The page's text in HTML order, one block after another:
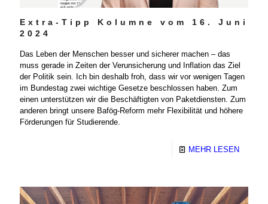
Extra-Tipp Kolumne vom 16. Juni
2024
Das Leben der Menschen besser und sicherer machen – das
muss gerade in Zeiten der Verunsicherung und Inflation das Ziel
der Politik sein. Ich bin deshalb froh, dass wir vor wenigen Tagen
im Bundestag zwei wichtige Gesetze beschlossen haben. Zum
einen unterstützen wir die Beschäftigten von Paketdiensten. Zum
anderen bringt unsere Bafög-Reform mehr Flexibilität und höhere
Förderungen für Studierende.
MEHR LESEN